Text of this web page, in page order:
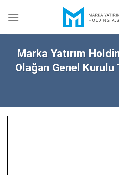
Marka Yatırım
Olağan Genel Kurulu